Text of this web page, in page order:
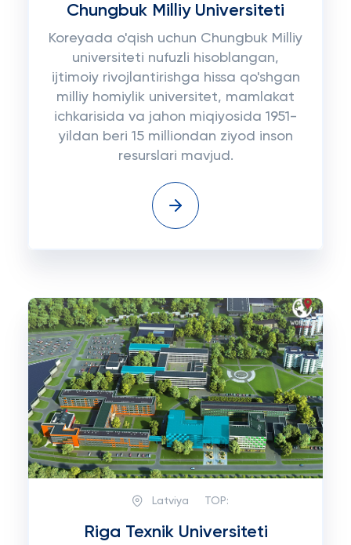
Chungbuk Milliy Universiteti
Koreyada o'qish uchun Chungbuk Milliy
universiteti nufuzli hisoblangan,
ijtimoiy rivojlantirishga hissa qo'shgan
milliy homiylik universitet, mamlakat
ichkarisida va jahon miqiyosida 1951-
yildan beri 15 milliondan ziyod inson
resurslari mavjud.
Latviya TOP:
Riga Texnik Universiteti